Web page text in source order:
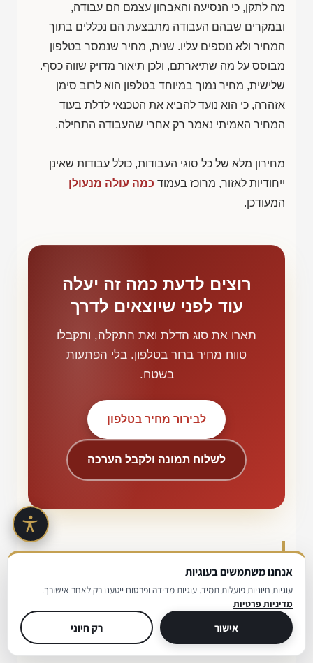
מה לתקן, כי הנסיעה והאבחון עצמם הם עבודה,
ובמקרים שבהם העבודה מתבצעת הם נכללים בתוך
המחיר ולא נוספים עליו. שנית, מחיר שנמסר בטלפון
מבוסס על מה שתיארתם, ולכן תיאור מדויק שווה כסף.
שלישית, מחיר נמוך במיוחד בטלפון הוא לרוב סימן
אזהרה, כי הוא נועד להביא את הטכנאי לדלת בעוד
המחיר האמיתי נאמר רק אחרי שהעבודה התחילה.
מחירון מלא של כל סוגי העבודות, כולל עבודות שאינן
ייחודיות לאזור, מרוכז בעמוד כמה עולה מנעולן
המעודכן.
רוצים לדעת כמה זה יעלה
עוד לפני שיוצאים לדרך
תארו את סוג הדלת ואת התקלה, ותקבלו
טווח מחיר ברור בטלפון. בלי הפתעות
בשטח.
לבירור מחיר בטלפון
לשלוח תמונה ולקבל הערכה
שכונות ואזורי שירות בכפר סבא
השירות מגיע לכל שכונות כפר סבא ולסביבתה
הקרובה. מסירת שם השכונה בשיחה הראשונה
מקצרת את זמן ההגעה יותר מכל פרט אחר.
אנחנו משתמשים בעוגיות
עוגיות חיוניות פועלות תמיד. עוגיות מדידה ופרסום ייטענו רק לאחר אישורך.
מדיניות פרטיות
אישור רק חיוני